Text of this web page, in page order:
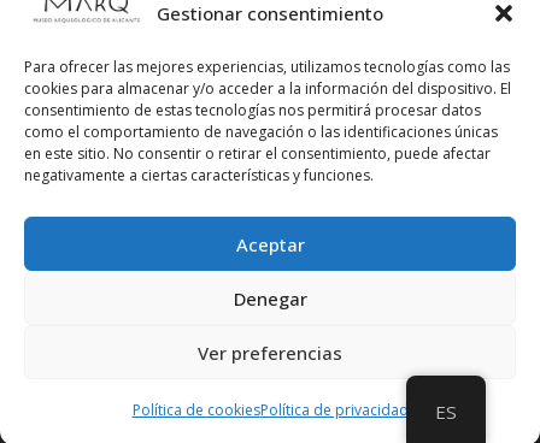
Gestionar consentimiento
Para ofrecer las mejores experiencias, utilizamos tecnologías como las
cookies para almacenar y/o acceder a la información del dispositivo. El
consentimiento de estas tecnologías nos permitirá procesar datos
como el comportamiento de navegación o las identificaciones únicas
en este sitio. No consentir o retirar el consentimiento, puede afectar
negativamente a ciertas características y funciones.
Aceptar
Denegar
Ver preferencias
Política de cookiesPolítica de privacidad
Síguenos en redes sociales
ES